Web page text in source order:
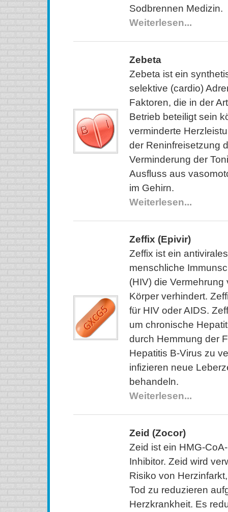
Sodbrennen Medizin.
Weiterlesen...
Zebeta
Zebeta ist ein
selektive (cardio)
Faktoren, die in der
Betrieb beteiligt sein
verminderte
der Reninfreisetzung
Verminderung der
Ausfluss aus
im Gehirn.
Weiterlesen...
Zeffix (Epivir)
Zeffix ist ein
menschliche
(HIV) die
Körper verhindert.
für HIV oder AIDS.
um chronische
durch Hemmung der
Hepatitis B-Virus zu
infizieren neue
behandeln.
Weiterlesen...
Zeid (Zocor)
Zeid ist ein HMG-
Inhibitor. Zeid wird
Risiko von
Tod zu reduzieren
Herzkrankheit. Es